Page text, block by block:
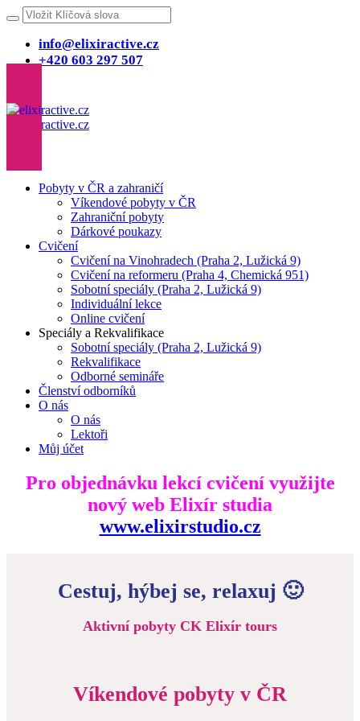
info@elixiractive.cz
+420 603 297 507
Pobyty v ČR a zahraničí
Víkendové pobyty v ČR
Zahraniční pobyty
Dárkové poukazy
Cvičení
Cvičení na Vinohradech (Praha 2, Lužická 9)
Cvičení na reformeru (Praha 4, Chemická 951)
Sobotní speciály (Praha 2, Lužická 9)
Individuální lekce
Online cvičení
Speciály a Rekvalifikace
Sobotní speciály (Praha 2, Lužická 9)
Rekvalifikace
Odborné semináře
Členství odborníků
O nás
O nás
Lektoři
Můj účet
Pro objednávku lekcí cvičení využijte
nový web Elixír studia
www.elixirstudio.cz
Cestuj, hýbej se, relaxuj 🙂
Aktivní pobyty CK Elixír tours
Víkendové pobyty v ČR